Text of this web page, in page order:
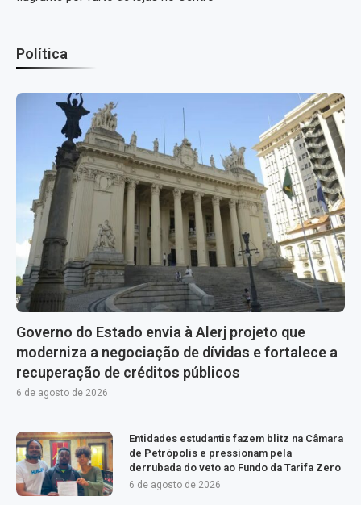
Política
Governo do Estado envia à Alerj projeto que
moderniza a negociação de dívidas e fortalece a
recuperação de créditos públicos
6 de agosto de 2026
Entidades estudantis fazem blitz na Câmara
de Petrópolis e pressionam pela
derrubada do veto ao Fundo da Tarifa Zero
6 de agosto de 2026